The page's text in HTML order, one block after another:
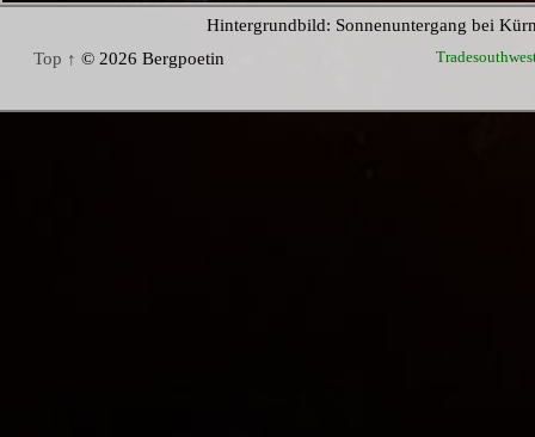
Hintergrundbild: Sonnenuntergang bei
Top ↑ © 2026 Bergpoetin